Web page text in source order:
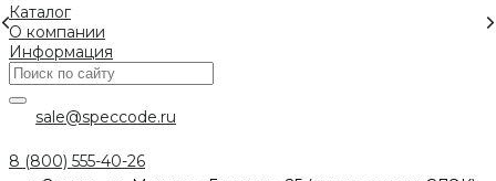
Каталог
О компании
Информация
sale@speccode.ru
8 (800) 555-40-26